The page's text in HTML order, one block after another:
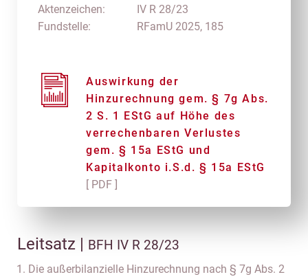
Aktenzeichen:
Fundstelle:
IV R 28/23
RFamU 2025, 185
Auswirkung der
Hinzurechnung gem. § 7g Abs.
2 S. 1 EStG auf Höhe des
verrechenbaren Verlustes
gem. § 15a EStG und
Kapitalkonto i.S.d. § 15a EStG
[ PDF ]
Leitsatz | BFH IV R 28/23
Die außerbilanzielle Hinzurechnung nach § 7g Abs. 2